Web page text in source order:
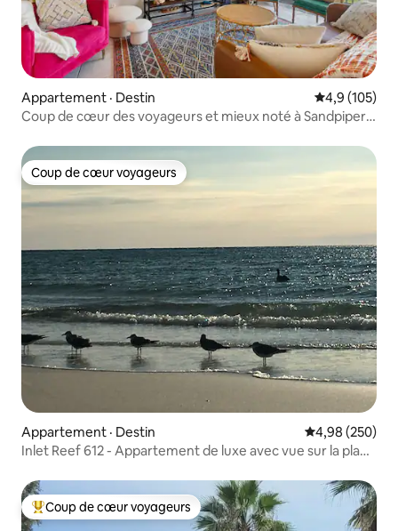
Appartement · Destin Note
4,9 (105)
Coup de cœur des voyageurs et mieux noté à Sandpiper
Coup de cœur voyageurs
Coup de cœur voyageurs
Appartement · Destin Note
4,98 (250)
Inlet Reef 612 - Appartement de luxe avec vue sur la plage
Coup de cœur voyageurs parmi les plus aimés
Coup de cœur voyageurs